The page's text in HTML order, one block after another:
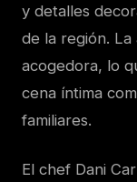
y detalles
de la región. La
acogedora, lo
cena íntima
familiares.
El chef Dani